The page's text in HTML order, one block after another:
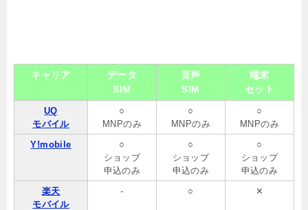
キャリア
データ
SIM
音声
SIM
端末
セット
UQ
モバイル
○
MNPのみ
○
MNPのみ
○
MNPのみ
Y!mobile
○
ショップ
申込のみ
○
ショップ
申込のみ
○
ショップ
申込のみ
楽天
モバイル
- ○ ✕